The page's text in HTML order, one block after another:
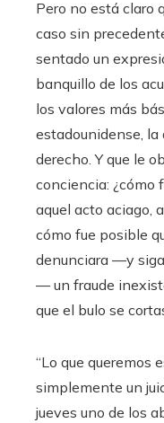
Pero no está claro
caso sin
sentado un
banquillo de los
los valores más
estadounidense, la
derecho. Y que le
conciencia: ¿cómo
aquel acto aciago,
cómo fue posible
denunciara —y
— un fraude
que el bulo se
“Lo que queremos
simplemente un
jueves uno de los